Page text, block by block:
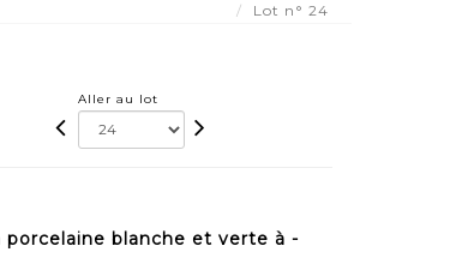
Lot n° 24
Aller au lot
porcelaine blanche et verte à -